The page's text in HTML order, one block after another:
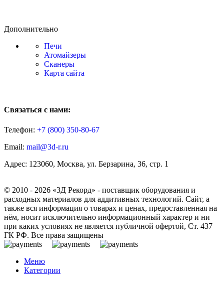
Дополнительно
Печи
Атомайзеры
Сканеры
Карта сайта
Связаться с нами:
Телефон: +7 (800) 350-80-67
Email: mail@3d-r.ru
Адрес: 123060, Москва, ул. Берзарина, 36, стр. 1
© 2010 - 2026 «3Д Рекорд» - поставщик оборудования и
расходных материалов для аддитивных технологий. Сайт, а
также вся информация о товарах и ценах, предоставленная на
нём, носит исключительно информационный характер и ни
при каких условиях не является публичной офертой, Ст. 437
ГК РФ. Все права защищены
Меню
Категории